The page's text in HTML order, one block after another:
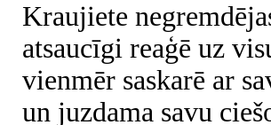
Kraujiete
atsaucīgi reaģē uz
vienmēr saskarē ar
un juzdama savu